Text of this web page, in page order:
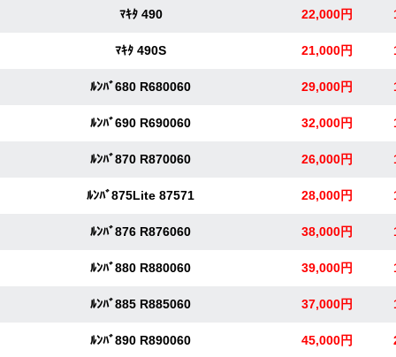
ﾏｷﾀ 490 22,000円
ﾏｷﾀ 490S 21,000円
ﾙﾝﾊﾞ680 R680060 29,000円
ﾙﾝﾊﾞ690 R690060 32,000円
ﾙﾝﾊﾞ870 R870060 26,000円
ﾙﾝﾊﾞ875Lite 87571 28,000円
ﾙﾝﾊﾞ876 R876060 38,000円
ﾙﾝﾊﾞ880 R880060 39,000円
ﾙﾝﾊﾞ885 R885060 37,000円
ﾙﾝﾊﾞ890 R890060 45,000円